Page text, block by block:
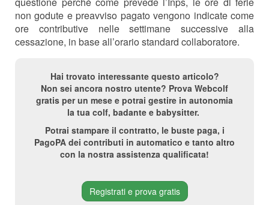
non godute e preavviso pagato vengono indicate come
ore contributive nelle settimane successive alla
cessazione, in base all’orario standard collaboratore.
Hai trovato interessante questo articolo?
Non sei ancora nostro utente? Prova Webcolf
gratis per un mese e potrai gestire in autonomia
la tua colf, badante e babysitter.
Potrai stampare il contratto, le buste paga, i
PagoPA dei contributi in automatico e tanto altro
con la nostra assistenza qualificata!
Registrati e prova gratis